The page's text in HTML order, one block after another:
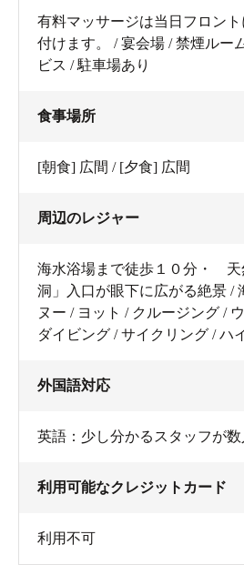
有料マッサージは当日フロン
付けます。 / 宴会場 / 禁煙ルー
ビス / 駐車場あり
食事場所
[朝食] 広間 / [夕食] 広間
周辺のレジャー
海水浴場まで徒歩１０分・ 天
洞」入口が眼下に広がる絶景 /
ヌー / ヨット / クルージング /
ダイビング / サイクリング / ハ
外国語対応
英語：少し分かるスタッフが数
利用可能なクレジットカード
利用不可